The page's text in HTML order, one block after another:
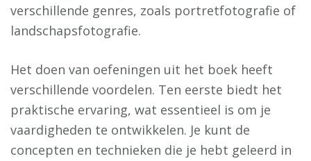
verschillende genres, zoals portretfotografie of
landschapsfotografie.
Het doen van oefeningen uit het boek heeft
verschillende voordelen. Ten eerste biedt het
praktische ervaring, wat essentieel is om je
vaardigheden te ontwikkelen. Je kunt de
concepten en technieken die je hebt geleerd in